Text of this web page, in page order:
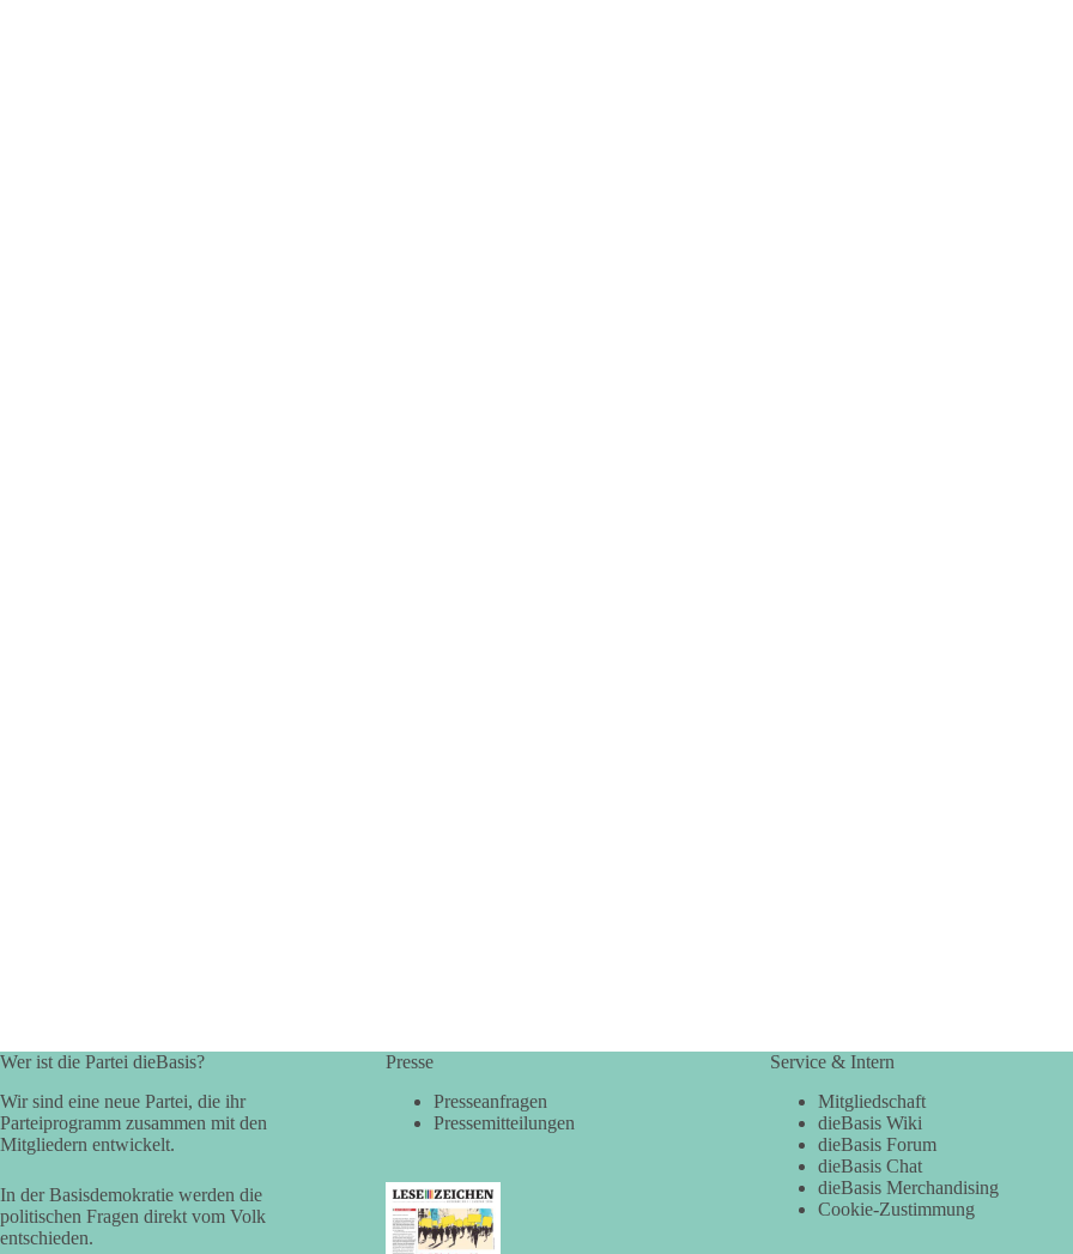
Wer ist die Partei dieBasis?
Wir sind eine neue Partei, die ihr
Parteiprogramm zusammen mit den
Mitgliedern entwickelt.
In der Basisdemokratie werden die
politischen Fragen direkt vom Volk
entschieden.
Presse
Presseanfragen
Pressemitteilungen
Service & Intern
Mitgliedschaft
dieBasis Wiki
dieBasis Forum
dieBasis Chat
dieBasis Merchandising
Cookie-Zustimmung